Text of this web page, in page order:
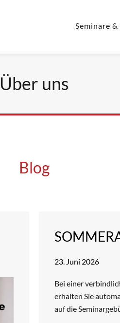
Seminare
Über uns
Blog
23. Juni 2026
Bei einer
erhalten Sie
auf die